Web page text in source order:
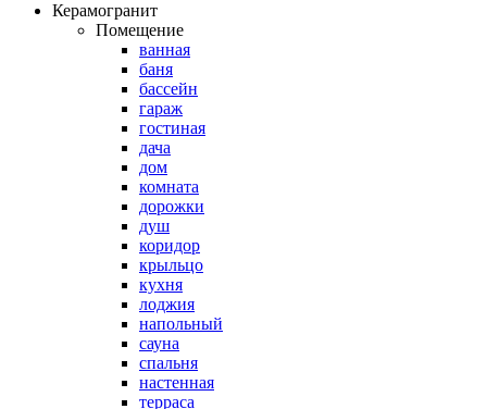
Керамогранит
Помещение
ванная
баня
бассейн
гараж
гостиная
дача
дом
комната
дорожки
душ
коридор
крыльцо
кухня
лоджия
напольный
сауна
спальня
настенная
терраса